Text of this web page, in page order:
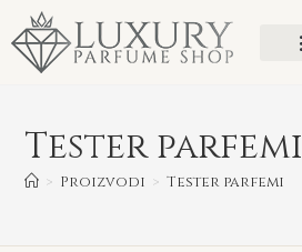
Tester parfemi
> Proizvodi > Tester parfemi